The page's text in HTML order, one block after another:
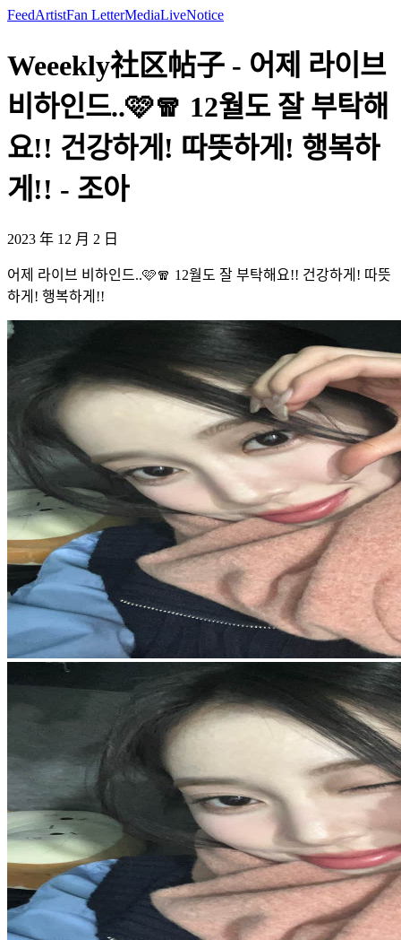
FeedArtistFan LetterMediaLiveNotice
Weeekly社区帖子 - 어제 라이브
비하인드..🩷🧣 12월도 잘 부탁해
요!! 건강하게! 따뜻하게! 행복하
게!! - 조아
2023 年 12 月 2 日
어제 라이브 비하인드..🩷🧣 12월도 잘 부탁해요!! 건강하게! 따뜻
하게! 행복하게!!